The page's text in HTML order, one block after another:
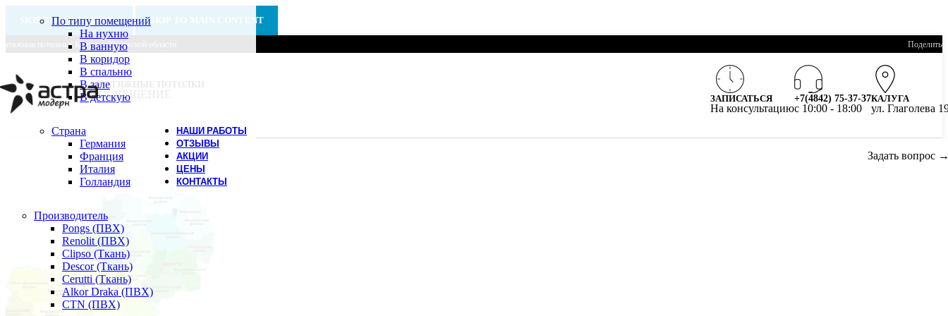
SKIP TO NAVIGATION SKIP TO MAIN CONTENT
потолки в Калуге и Калужской области
НАТЯЖНЫЕ ПОТОЛКИ
ОСВЕЩЕНИЕ ЗАПИСАТЬСЯ
На консультацию
+7(4842) 75-37-37
c 10:00 - 18:00
КАЛУГА
ул. Глаголева
По типу помещений
На нухню
В ванную
В коридор
В спальню
В зале
В детскую
Страна
Германия
Франция
Италия
Голландия
Производитель
Pongs (ПВХ)
Renolit (ПВХ)
Clipso (Ткань)
Descor (Ткань)
Cerutti (Ткань)
Alkor Draka (ПВХ)
CTN (ПВХ)
НАШИ РАБОТЫ
ОТЗЫВЫ
АКЦИИ
ЦЕНЫ
КОНТАКТЫ
Задать вопрос